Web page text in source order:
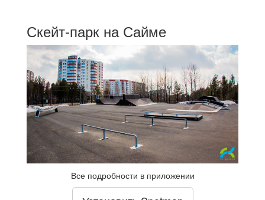
Скейт-парк на Сайме
Все подробности в приложении